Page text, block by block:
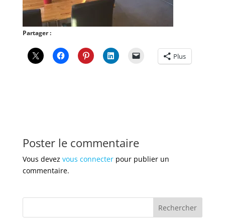
Partager :
Plus
Poster le commentaire
Vous devez vous connecterpour publier un
commentaire.